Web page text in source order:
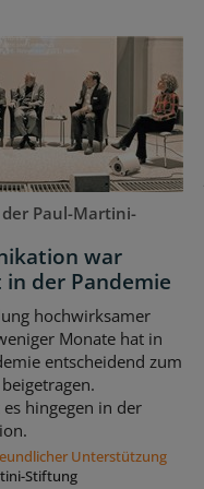
Paul-Martini-
war
der Pandemie
hochwirksamer
Monate hat in
entscheidend zum
hingegen in der
Unterstützung
Stiftung